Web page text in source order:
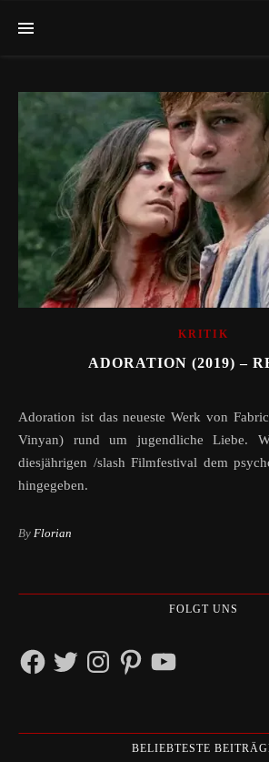
KRITIK
ADORATION (2019) –
Adoration ist das neueste Werk von Fabrice du Welz (Calvaire,
Vinyan) rund um jugendliche Liebe.
diesjährigen /slash Filmfestival dem
hingegeben.
By Florian
FOLGT UNS
FacebookTwitterInstagramPinterestYouTube
BELIEBTESTE